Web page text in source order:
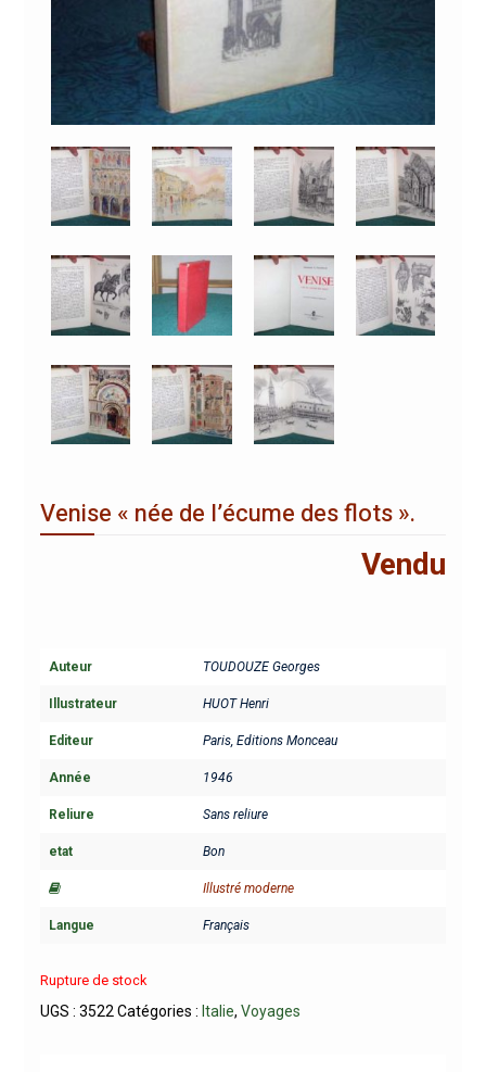
Venise « née de l’écume des flots ».
Vendu
Auteur TOUDOUZE Georges
Illustrateur HUOT Henri
Editeur Paris, Editions Monceau
Année 1946
Reliure Sans reliure
etat Bon
Illustré moderne
Langue Français
Rupture de stock
UGS : 3522 Catégories : Italie, Voyages